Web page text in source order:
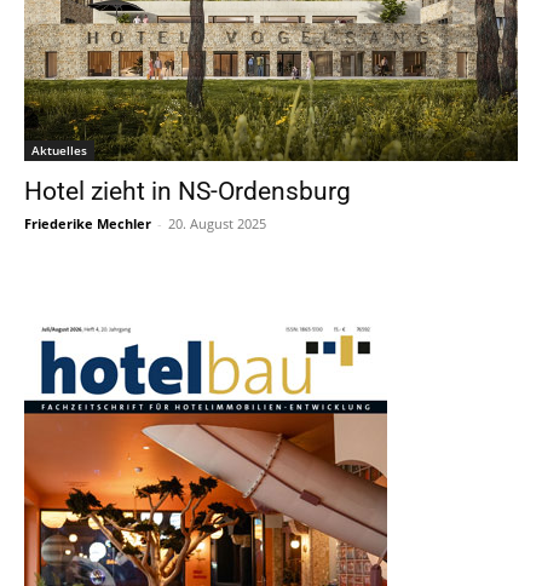
Aktuelles
Hotel zieht in NS-Ordensburg
Friederike Mechler - 20. August 2025